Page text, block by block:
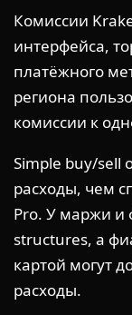
Комиссии
интерфейса,
платёжного
региона
комиссии к
Simple buy/sell
расходы, чем
Pro. У маржи и
structures, а
картой могут
расходы.